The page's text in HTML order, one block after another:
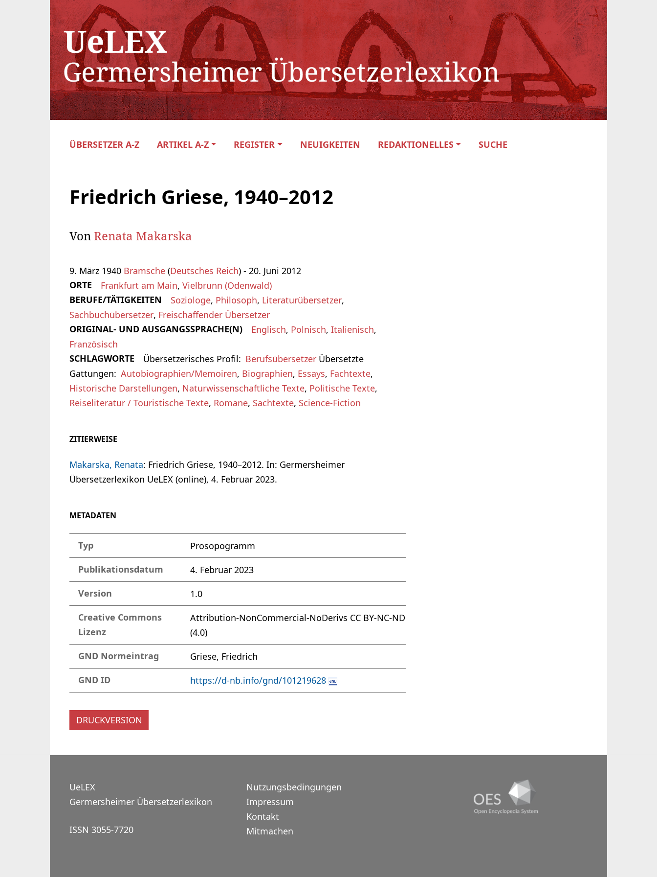
ÜBERSETZER A-Z ARTIKEL A-Z REGISTER NEUIGKEITEN REDAKTIONELLES SUCHE
Friedrich Griese, 1940–2012
Von Renata Makarska
9. März 1940 Bramsche (Deutsches Reich) - 20. Juni 2012
ORTE Frankfurt am Main, Vielbrunn (Odenwald)
BERUFE/TÄTIGKEITEN Soziologe, Philosoph, Literaturübersetzer,
Sachbuchübersetzer, Freischaffender Übersetzer
ORIGINAL- UND AUSGANGSSPRACHE(N) Englisch, Polnisch, Italienisch,
Französisch
SCHLAGWORTE Übersetzerisches Profil Berufsübersetzer Übersetzte
Gattungen
Autobiographien/Memoiren, Biographien, Essays, Fachtexte,
Historische Darstellungen, Naturwissenschaftliche Texte, Politische Texte,
Reiseliteratur / Touristische Texte, Romane, Sachtexte, Science-Fiction
ZITIERWEISE
Makarska, Renata: Friedrich Griese, 1940–2012. In: Germersheimer
Übersetzerlexikon UeLEX (online), 4. Februar 2023.
METADATEN
Typ Prosopogramm
Publikationsdatum 4. Februar 2023
Version 1.0
Creative Commons
Lizenz
Attribution-NonCommercial-NoDerivs CC BY-NC-ND
(4.0)
GND Normeintrag Griese, Friedrich
GND ID https://d-nb.info/gnd/101219628
DRUCKVERSION
UeLEX
Germersheimer Übersetzerlexikon
ISSN 3055-7720
Nutzungsbedingungen
Impressum
Kontakt
Mitmachen